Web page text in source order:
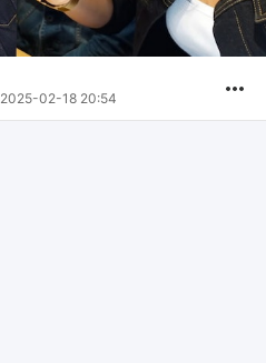
2025-02-18 20:54